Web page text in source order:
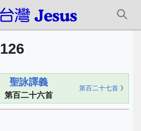
126
聖詠譯義
第百二十六首
第百二十七首 》